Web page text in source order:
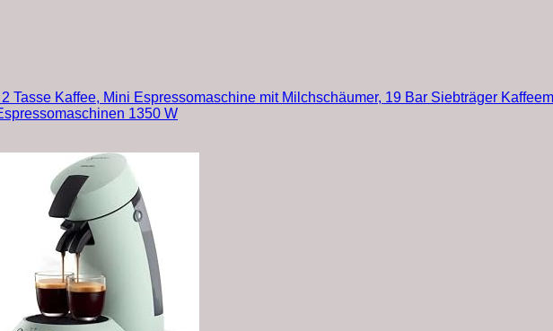
Tasse Kaffee, Mini Espressomaschine mit Milchschäumer, 19 Bar Siebträger
1350 W